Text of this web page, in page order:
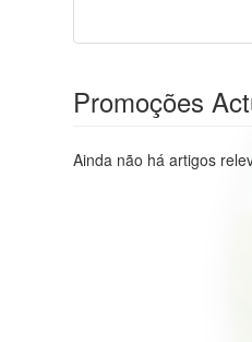
Promoções
Ainda não há artigos